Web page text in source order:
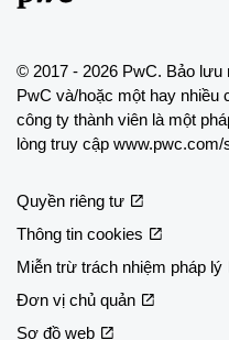
© 2017 - 2026 PwC. Bảo lưu
PwC và/hoặc một hay nhiều
công ty thành viên là một
lòng truy cập
Quyền riêng tư
Thông tin cookies
Miễn trừ trách nhiệm pháp lý
Đơn vị chủ quản
Sơ đồ web